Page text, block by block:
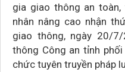
gia giao thông an
nhân nâng cao nhận
giao thông, ngày 20/
thông Công an tỉnh
chức tuyên truyền pháp